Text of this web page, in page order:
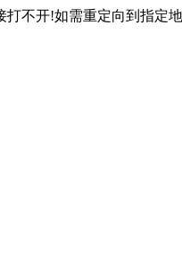
打不开!如需重定向到指定